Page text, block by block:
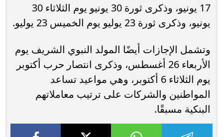
17 يونيو، وذكرى ثورة 30 يونيو يوم الثلاثاء 30
يونيو، وذكرى ثورة 23 يوليو يوم الخميس 23 يوليو.
وتشمل الإجازات أيضًا المولد النبوي الشريف يوم
الأربعاء 26 أغسطس، وذكرى انتصار حرب أكتوبر
يوم الثلاثاء 6 أكتوبر، وهي مواعيد تساعد
المواطنين والشركات على ترتيب معاملاتهم
البنكية مسبقًا.